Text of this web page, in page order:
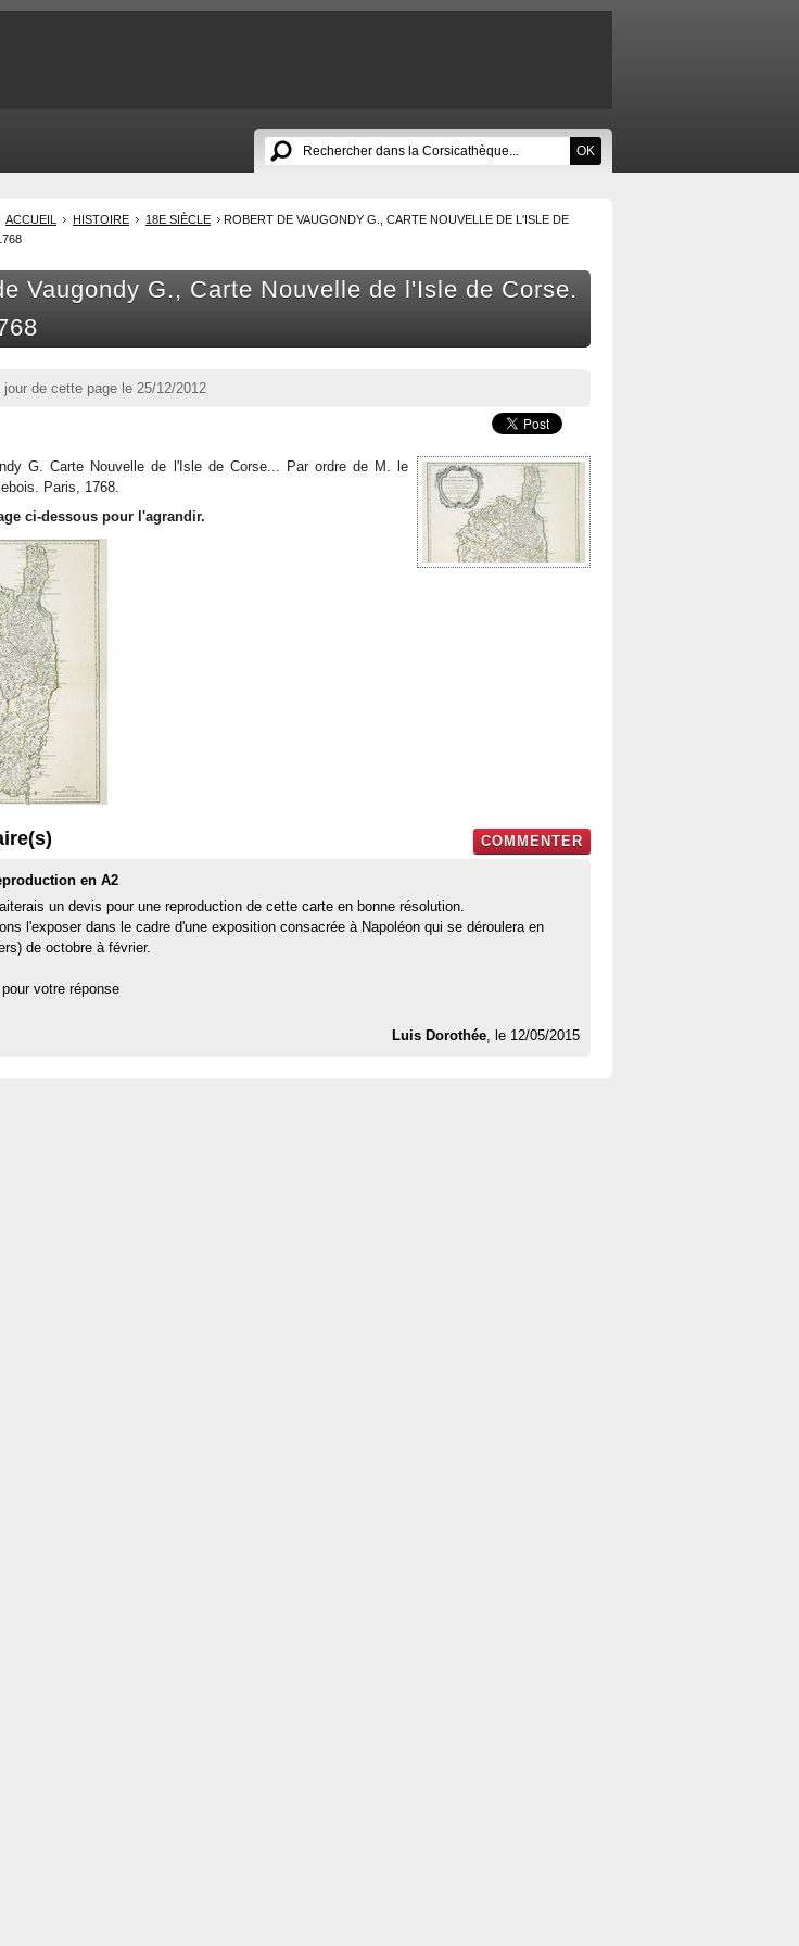
ACCUEIL HISTOIRE 18E SIÈCLE
ROBERT DE VAUGONDY G., CARTE NOUVELLE DE L'ISLE DE
Vaugondy G., Carte Nouvelle de l'Isle de Corse.
jour de cette page le 25/12/2012
G. Carte Nouvelle de l'Isle de Corse... Par ordre de M. le
Paris, 1768.
ci-dessous pour l'agrandir.
COMMENTER
en A2
un devis pour une reproduction de cette carte en bonne résolution.
l'exposer dans le cadre d'une exposition consacrée à Napoléon qui se déroulera en
de octobre à février.
votre réponse
Luis Dorothée , le 12/05/2015